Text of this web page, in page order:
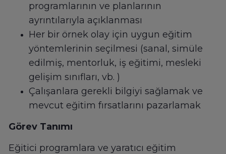
programlarının ve planlarının
ayrıntılarıyla açıklanması
Her bir örnek olay için uygun eğitim
yöntemlerinin seçilmesi (sanal, simüle
edilmiş, mentorluk, iş eğitimi, mesleki
gelişim sınıfları, vb. )
Çalışanlara gerekli bilgiyi sağlamak ve
mevcut eğitim fırsatlarını pazarlamak
Görev Tanımı
Eğitici programlara ve yaratıcı eğitim